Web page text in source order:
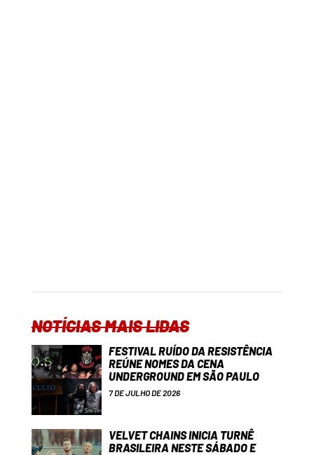
NOTÍCIAS MAIS LIDAS
FESTIVAL RUÍDO DA RESISTÊNCIA
REÚNE NOMES DA CENA
UNDERGROUND EM SÃO PAULO
7 DE JULHO DE 2026
VELVET CHAINS INICIA TURNÊ
BRASILEIRA NESTE SÁBADO E